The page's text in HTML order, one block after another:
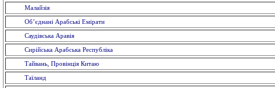
Малайзія
Об’єднані Арабські Емірати
Саудівська Аравія
Сирійська Арабська Республіка
Тайвань, Провінція Китаю
Таїланд